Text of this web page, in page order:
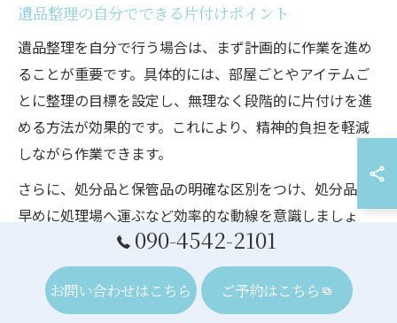
遺品整理の自分でできる片付けポイント
遺品整理を自分で行う場合は、まず計画的に作業を進め
ることが重要です。具体的には、部屋ごとやアイテムご
とに整理の目標を設定し、無理なく段階的に片付けを進
める方法が効果的です。これにより、精神的負担を軽減
しながら作業できます。
さらに、処分品と保管品の明確な区別をつけ、処分品は
早めに処理場へ運ぶなど効率的な動線を意識しましょ
う。千葉県勝浦市のゴミ出しルールを事前に確認し、適
切な分別や回収日を把握しておくことも大切です。これ
らのポイントを押さえることで、自力でも無理なく遺品
090-4542-2101
お問い合わせはこちら ご予約はこちら